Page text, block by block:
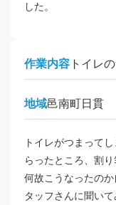
した。
作業内容 トイレ
地域邑南町日貫
トイレがつまって
らったところ、割
何故こうなったの
タッフさんに聞い